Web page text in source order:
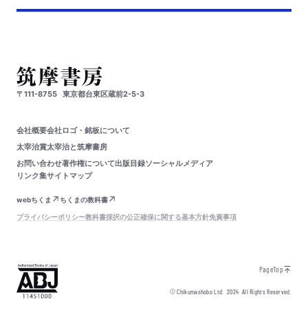
〒111-8755 東京都台東区蔵前2-5-3
会社概要会社ロゴ・銘板について
太宰治賞太宰治と筑摩書房
お問い合わせ著作権について出版目録ソーシャルメディア
リンク集サイトマップ
webちくま
ちくまの教科書
プライバシーポリシー教科書採択の公正確保に関する基本方針免責事項
PageTop
© Chikumashobo Ltd.2024 All Rights Reserved.